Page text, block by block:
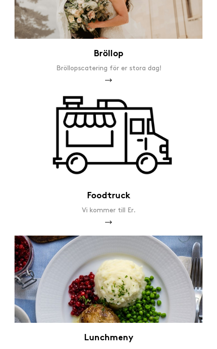
Bröllop
Bröllopscatering för er stora dag!
Foodtruck
Vi kommer till Er.
Lunchmeny